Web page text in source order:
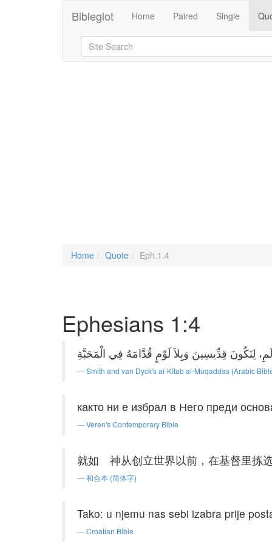
Bibleglot Home Paired Single
Home Quote Eph.1.4
Ephesians 1:4
Smith and van Dyck's al-Kitab al-Muqaddas (Arabic
както ни е избрал в Него преди
Veren's Contemporary Bible
就如 神从创立世界以前，在基督里拣
和合本 (简体字)
Tako: u njemu nas sebi izabra prije
Croatian Bible